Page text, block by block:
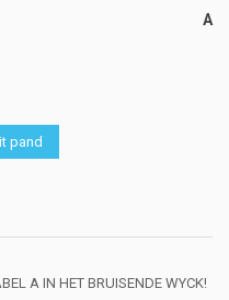
A
pand
A IN HET BRUISENDE WYCK!